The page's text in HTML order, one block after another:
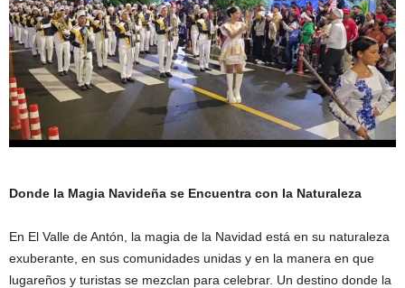
Donde la Magia Navideña se Encuentra con la Naturaleza
En El Valle de Antón, la magia de la Navidad está en su naturaleza
exuberante, en sus comunidades unidas y en la manera en que
lugareños y turistas se mezclan para celebrar. Un destino donde la